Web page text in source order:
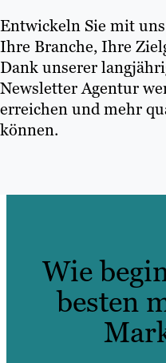
Entwickeln Sie mit
Ihre Branche, Ihre
Dank unserer
Newsletter Agentur
erreichen und mehr
können.
Wie
besten